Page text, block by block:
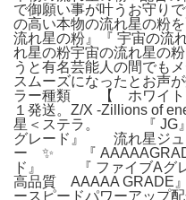
で御願い事が叶うお守り
の高い本物の流れ星の粉
流れ星の粉』『 宇宙の
れ星の粉宇宙の流れ星の
うと有名芸能人の間でも
スムーズになったとお声
ラー種類 【 ホワイト
１発送。Z/X -Zillions of
星＜ステラ。 『 JG
グレード』 流れ星ジ
ー ✨ 『
ド』 『 ファイブA
高品質 AAAAA GRADE
ースピードパワーアップ